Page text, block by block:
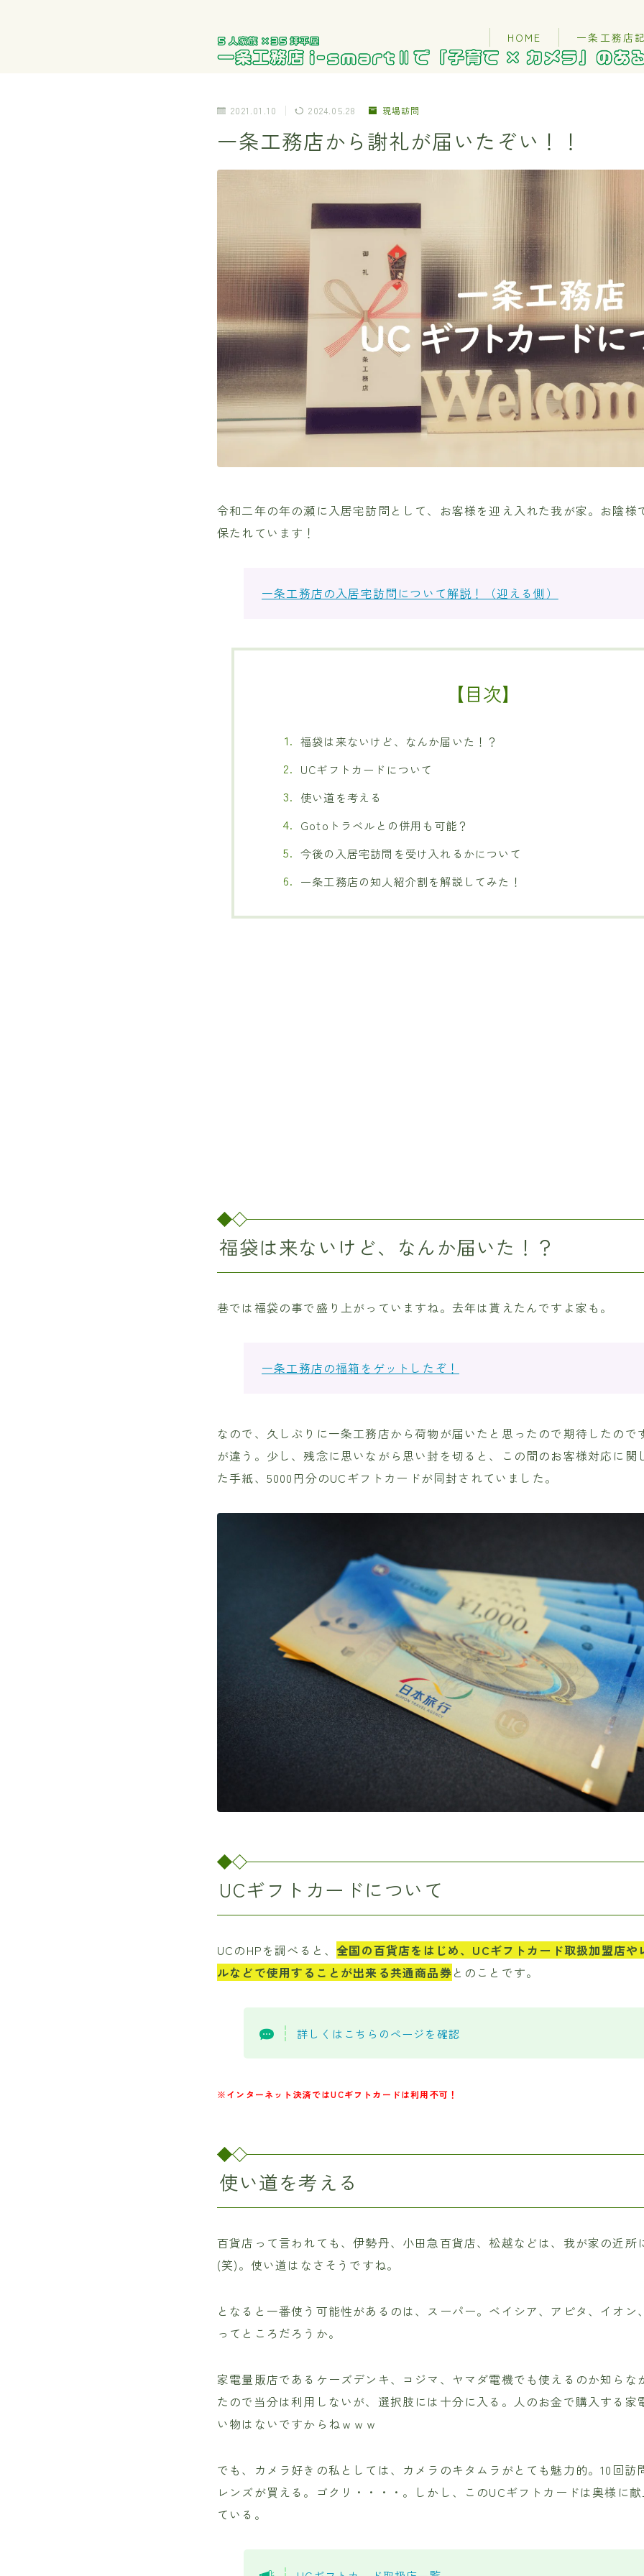
HOME 一条工務店
2021.01.10 2024.05.28 現場訪問
一条工務店から謝礼が届いたぞい！！
令和二年の年の瀬に入居宅訪問として、お客様を迎え入れた我が家。お陰様
保たれています！
一条工務店の入居宅訪問について解説！（迎える側）
【目次】
福袋は来ないけど、なんか届いた！？
UCギフトカードについて
使い道を考える
Gotoトラベルとの併用も可能？
今後の入居宅訪問を受け入れるかについて
一条工務店の知人紹介割を解説してみた！
福袋は来ないけど、なんか届いた！？
巷では福袋の事で盛り上がっていますね。去年は貰えたんですよ家も。
一条工務店の福箱をゲットしたぞ！
なので、久しぶりに一条工務店から荷物が届いたと思ったので期待したので
が違う。少し、残念に思いながら思い封を切ると、この間のお客様対応に関
た手紙、5000円分のUCギフトカードが同封されていました。
UCギフトカードについて
UCのHPを調べると、全国の百貨店をはじめ、UCギフトカード取扱加盟店や
ルなどで使用することが出来る共通商品券とのことです。
詳しくはこちらのページを確認
※インターネット決済ではUCギフトカードは利用不可！
使い道を考える
百貨店って言われても、伊勢丹、小田急百貨店、松越などは、我が家の近所
(笑)。使い道はなさそうですね。
となると一番使う可能性があるのは、スーパー。ベイシア、アピタ、イオン
ってところだろうか。
家電量販店であるケーズデンキ、コジマ、ヤマダ電機でも使えるのか知らな
たので当分は利用しないが、選択肢には十分に入る。人のお金で購入する家
い物はないですからねｗｗｗ
でも、カメラ好きの私としては、カメラのキタムラがとても魅力的。10回訪
レンズが買える。ゴクリ・・・・。しかし、このUCギフトカードは奥様に
ている。